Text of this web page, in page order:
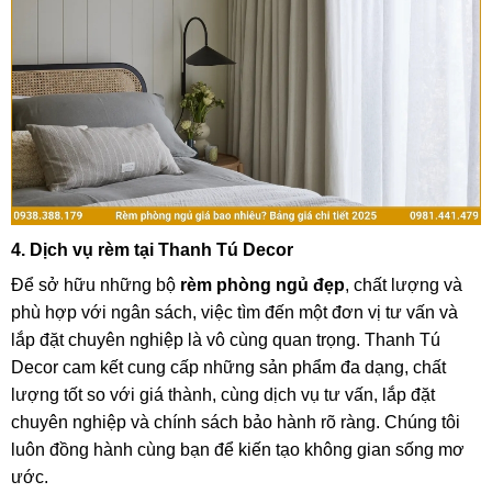
4. Dịch vụ rèm tại Thanh Tú Decor
Để sở hữu những bộ rèm phòng ngủ đẹp, chất lượng và
phù hợp với ngân sách, việc tìm đến một đơn vị tư vấn và
lắp đặt chuyên nghiệp là vô cùng quan trọng. Thanh Tú
Decor cam kết cung cấp những sản phẩm đa dạng, chất
lượng tốt so với giá thành, cùng dịch vụ tư vấn, lắp đặt
chuyên nghiệp và chính sách bảo hành rõ ràng. Chúng tôi
luôn đồng hành cùng bạn để kiến tạo không gian sống mơ
ước.